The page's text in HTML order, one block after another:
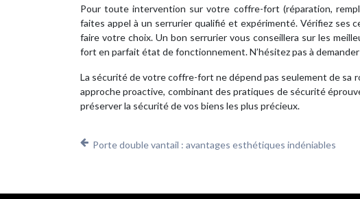
Pour toute intervention sur votre coffre-fort (réparation,
faites appel à un serrurier qualifié et expérimenté. Vérifiez ses
faire votre choix. Un bon serrurier vous conseillera sur les
fort en parfait état de fonctionnement. N’hésitez pas à
La sécurité de votre coffre-fort ne dépend pas seulement de sa
approche proactive, combinant des pratiques de sécurité
préserver la sécurité de vos biens les plus précieux.
Porte double vantail : avantages esthétiques indéniables